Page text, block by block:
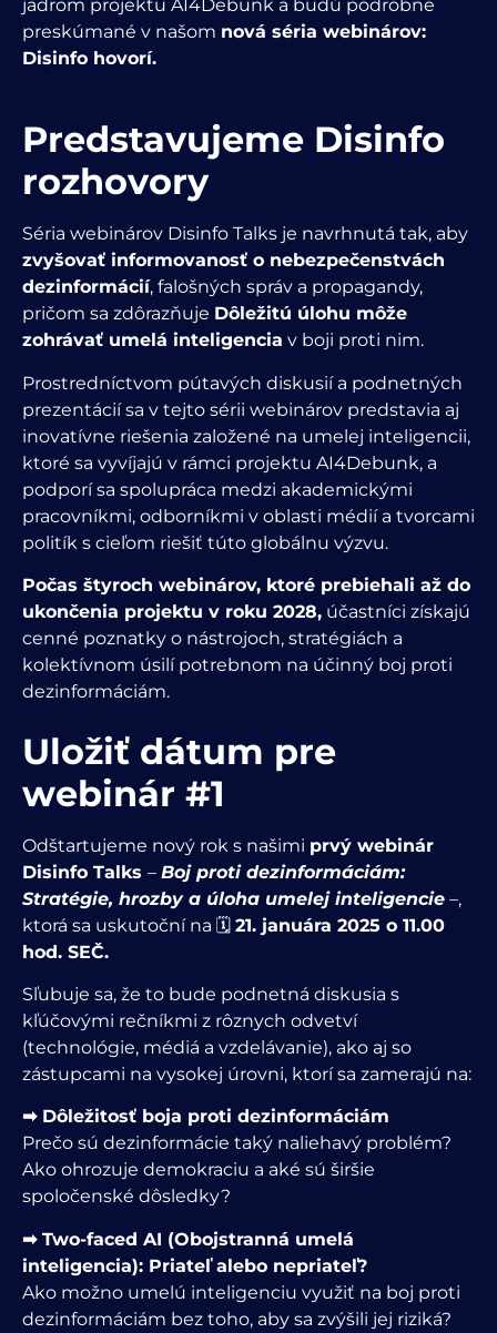
jadrom projektu AI4Debunk a budú podrobne
preskúmané v našom nová séria webinárov:
Disinfo hovorí.
Predstavujeme Disinfo
rozhovory
Séria webinárov Disinfo Talks je navrhnutá tak, aby
zvyšovať informovanosť o nebezpečenstvách
dezinformácií, falošných správ a propagandy,
pričom sa zdôrazňuje Dôležitú úlohu môže
zohrávať umelá inteligencia v boji proti nim.
Prostredníctvom pútavých diskusií a podnetných
prezentácií sa v tejto sérii webinárov predstavia aj
inovatívne riešenia založené na umelej inteligencii,
ktoré sa vyvíjajú v rámci projektu AI4Debunk, a
podporí sa spolupráca medzi akademickými
pracovníkmi, odborníkmi v oblasti médií a tvorcami
politík s cieľom riešiť túto globálnu výzvu.
Počas štyroch webinárov, ktoré prebiehali až do
ukončenia projektu v roku 2028, účastníci získajú
cenné poznatky o nástrojoch, stratégiách a
kolektívnom úsilí potrebnom na účinný boj proti
dezinformáciám.
Uložiť dátum pre
webinár #1
Odštartujeme nový rok s našimi prvý webinár
Disinfo Talks – Boj proti dezinformáciám:
Stratégie, hrozby a úloha umelej inteligencie –,
ktorá sa uskutoční na 🗓 21. januára 2025 o 11.00
hod. SEČ.
Sľubuje sa, že to bude podnetná diskusia s
kľúčovými rečníkmi z rôznych odvetví
(technológie, médiá a vzdelávanie), ako aj so
zástupcami na vysokej úrovni, ktorí sa zamerajú na:
➡ Dôležitosť boja proti dezinformáciám
Prečo sú dezinformácie taký naliehavý problém?
Ako ohrozuje demokraciu a aké sú širšie
spoločenské dôsledky?
➡ Two-faced AI (Obojstranná umelá
inteligencia): Priateľ alebo nepriateľ?
Ako možno umelú inteligenciu využiť na boj proti
dezinformáciám bez toho, aby sa zvýšili jej riziká?